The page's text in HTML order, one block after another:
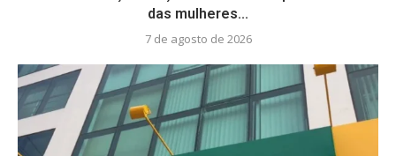
das mulheres...
7 de agosto de 2026